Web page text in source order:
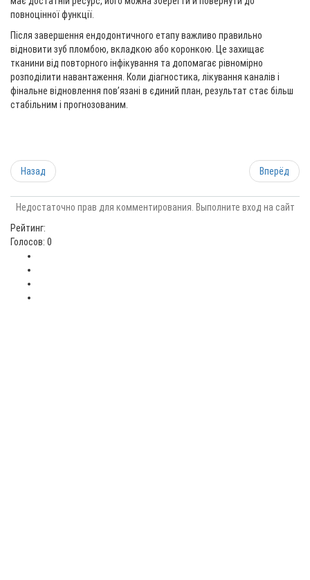
повноцінної функції.
Після завершення ендодонтичного етапу важливо правильно
відновити зуб пломбою, вкладкою або коронкою. Це захищає
тканини від повторного інфікування та допомагає рівномірно
розподілити навантаження. Коли діагностика, лікування каналів і
фінальне відновлення пов’язані в єдиний план, результат стає більш
стабільним і прогнозованим.
Назад Вперёд
Недостаточно прав для комментирования. Выполните вход на сайт
Рейтинг:
Голосов: 0